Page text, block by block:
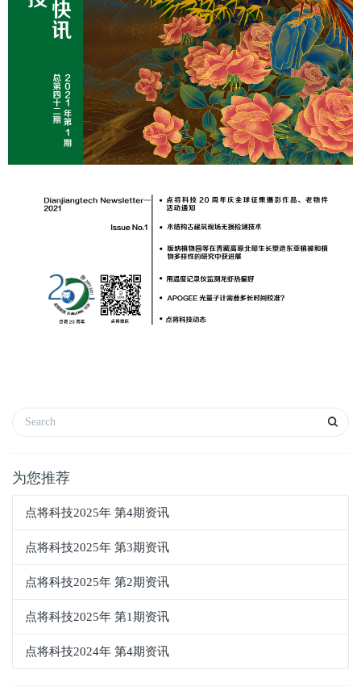
为您推荐
点将科技2025年 第4期资讯
点将科技2025年 第3期资讯
点将科技2025年 第2期资讯
点将科技2025年 第1期资讯
点将科技2024年 第4期资讯